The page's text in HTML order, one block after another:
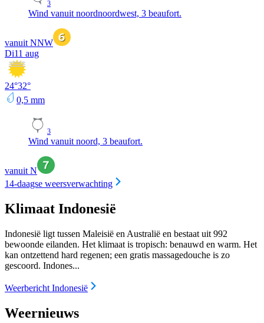
3
Wind vanuit noordnoordwest, 3 beaufort.
vanuit NNW
Di11 aug
24°32°
0,5 mm
3
Wind vanuit noord, 3 beaufort.
vanuit N
14-daagse weersverwachting
Klimaat Indonesië
Indonesië ligt tussen Maleisië en Australië en bestaat uit 992
bewoonde eilanden. Het klimaat is tropisch: benauwd en warm. Het
kan ontzettend hard regenen; een gratis massagedouche is zo
gescoord. Indones...
Weerbericht Indonesië
Weernieuws